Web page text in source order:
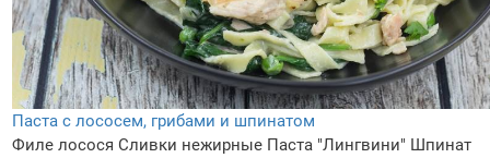
Паста с лососем, грибами и шпинатом
Филе лосося Сливки нежирные Паста "Лингвини" Шпинат